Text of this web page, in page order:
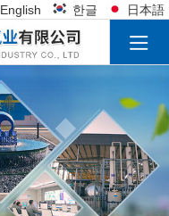
English 한글 日本語